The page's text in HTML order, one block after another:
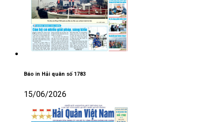
Báo in Hải quân số 1783
15/06/2026